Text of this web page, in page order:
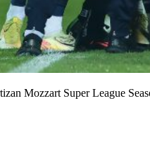
Mozzart Super League